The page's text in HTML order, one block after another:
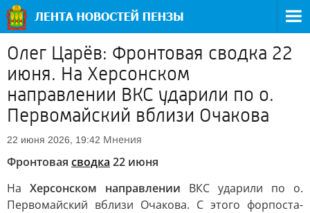
Олег Царёв: Фронтовая сводка 22
июня. На Херсонском
направлении ВКС ударили по о.
Первомайский вблизи Очакова
22 июня 2026, 19:42 Мнения
Фронтовая сводка 22 июня
На Херсонском направлении ВКС ударили по о.
Первомайский вблизи Очакова. С этого форпоста-